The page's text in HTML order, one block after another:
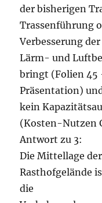
der bisherigen
Trassenführung
Verbesserung
Lärm- und
bringt (Folien 45
Präsentation)
kein
(Kosten-Nutzen
Antwort zu 3:
Die Mittellage der
Rasthofgelände
die